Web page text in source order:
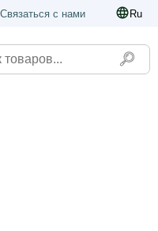
Связаться с нами Ru